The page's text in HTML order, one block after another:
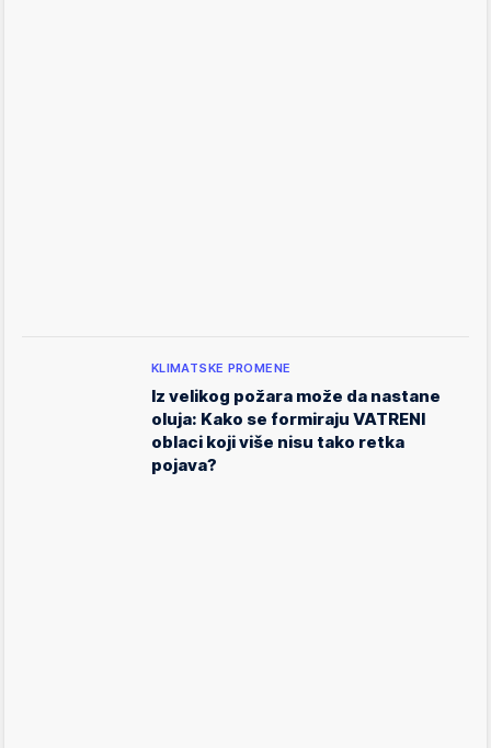
KLIMATSKE PROMENE
Iz velikog požara može da nastane
oluja: Kako se formiraju VATRENI
oblaci koji više nisu tako retka
pojava?